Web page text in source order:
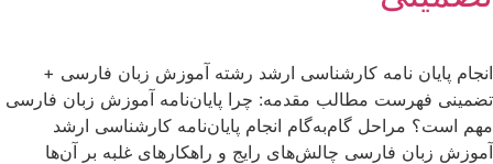
انجام پایان نامه کارشناسی ارشد رشته آموزش زبان فارسی +
تضمینی فهرست مطالب مقدمه: چرا پایان‌نامه آموزش زبان فارسی
مهم است؟ مراحل گام‌به‌گام انجام پایان‌نامه کارشناسی ارشد
آموزش زبان فارسی چالش‌های رایج و راهکارهای غلبه بر آن‌ها